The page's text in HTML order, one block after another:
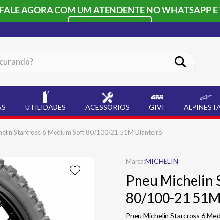
AGORA COM UM ATENDENTE NO WHATSAPP
CLIQUE AQUI
UTILIDADES ACESSÓRIOS GIVI
Starcross 6 Medium Soft 80/100-21 51M Dianteiro
MICHELIN
Pneu Michelin
80/100-21
Pneu Michelin Starcross 6